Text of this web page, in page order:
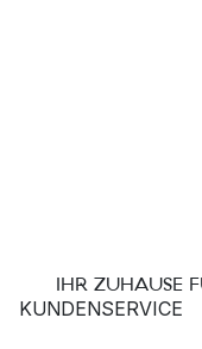
IHR ZUHAUSE
KUNDENSERVICE